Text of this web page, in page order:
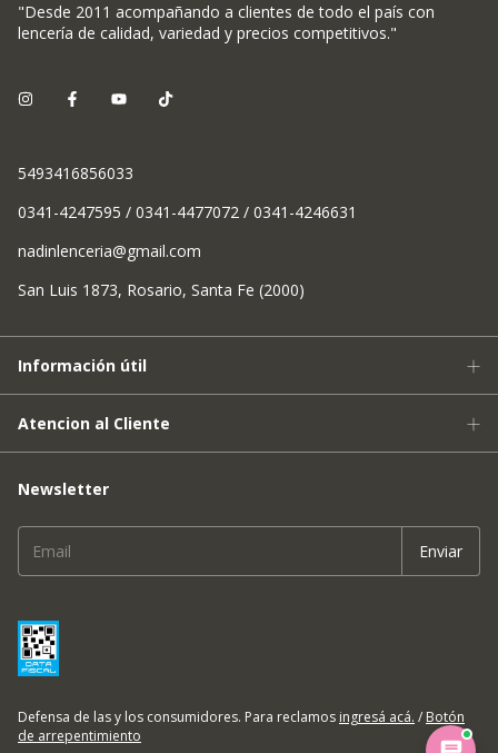
"Desde 2011 acompañando a clientes de todo el país con
lencería de calidad, variedad y precios competitivos."
5493416856033
0341-4247595 / 0341-4477072 / 0341-4246631
nadinlenceria@gmail.com
San Luis 1873, Rosario, Santa Fe (2000)
Información útil
Atencion al Cliente
Newsletter
Defensa de las y los consumidores. Para reclamos ingresá acá. / Botón
de arrepentimiento